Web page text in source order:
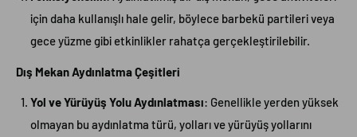
için daha kullanışlı hale gelir, böylece barbekü partileri veya
gece yüzme gibi etkinlikler rahatça gerçekleştirilebilir.
Dış Mekan Aydınlatma Çeşitleri
Yol ve Yürüyüş Yolu Aydınlatması: Genellikle yerden yüksek
olmayan bu aydınlatma türü, yolları ve yürüyüş yollarını